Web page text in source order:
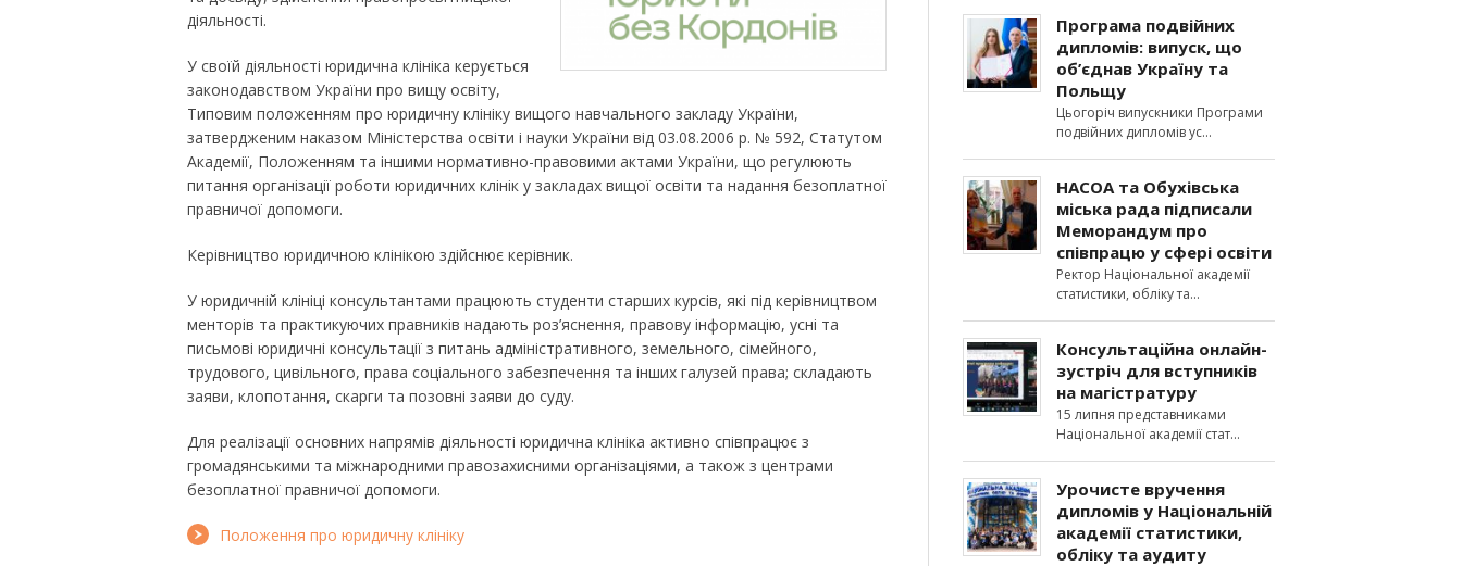
діяльності.
У своїй діяльності юридична клініка керується
законодавством України про вищу освіту,
Типовим положенням про юридичну клініку вищого навчального закладу України,
затвердженим наказом Міністерства освіти і науки України від 03.08.2006 р. № 592, Статутом
Академії, Положенням та іншими нормативно-правовими актами України, що регулюють
питання організації роботи юридичних клінік у закладах вищої освіти та надання безоплатної
правничої допомоги.
Керівництво юридичною клінікою здійснює керівник.
У юридичній клініці консультантами працюють студенти старших курсів, які під керівництвом
менторів та практикуючих правників надають роз’яснення, правову інформацію, усні та
письмові юридичні консультації з питань адміністративного, земельного, сімейного,
трудового, цивільного, права соціального забезпечення та інших галузей права; складають
заяви, клопотання, скарги та позовні заяви до суду.
Для реалізації основних напрямів діяльності юридична клініка активно співпрацює з
громадянськими та міжнародними правозахисними організаціями, а також з центрами
безоплатної правничої допомоги.
Положення про юридичну клініку
Програма подвійних
дипломів: випуск, що
об’єднав Україну та
Польщу
Цьогоріч випускники Програми
подвійних дипломів ус
НАСОА та Обухівська
міська рада підписали
Меморандум про
співпрацю у сфері освіти
Ректор Національної академії
статистики, обліку та
Консультаційна онлайн-
зустріч для вступників
на магістратуру
15 липня представниками
Національної академії стат
Урочисте вручення
дипломів у Національній
академії статистики,
обліку та аудиту